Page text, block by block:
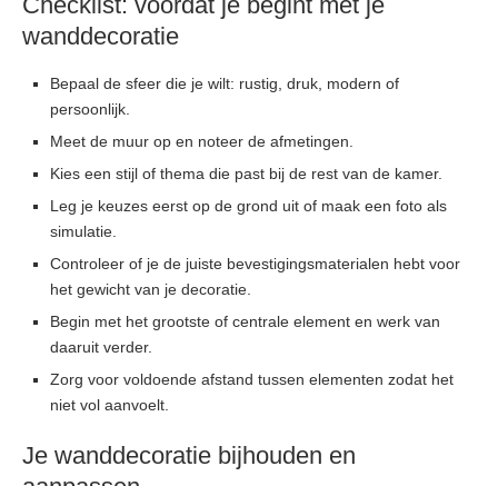
wanddecoratie
Bepaal de sfeer die je wilt: rustig, druk, modern of
persoonlijk.
Meet de muur op en noteer de afmetingen.
Kies een stijl of thema die past bij de rest van de kamer.
Leg je keuzes eerst op de grond uit of maak een foto als
simulatie.
Controleer of je de juiste bevestigingsmaterialen hebt voor
het gewicht van je decoratie.
Begin met het grootste of centrale element en werk van
daaruit verder.
Zorg voor voldoende afstand tussen elementen zodat het
niet vol aanvoelt.
Je wanddecoratie bijhouden en